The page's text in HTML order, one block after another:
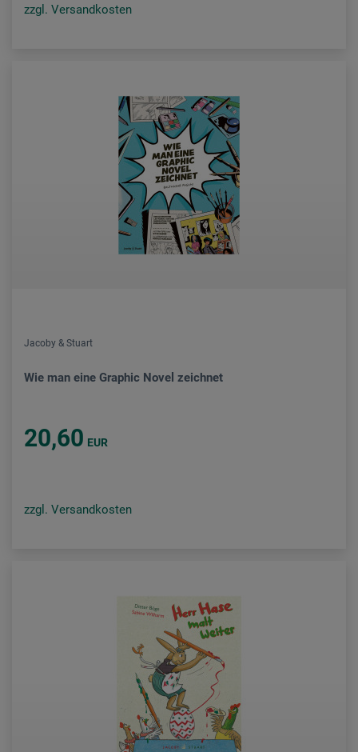
zzgl. Versandkosten
Jacoby & Stuart
Wie man eine Graphic Novel zeichnet
20,60 EUR
zzgl. Versandkosten